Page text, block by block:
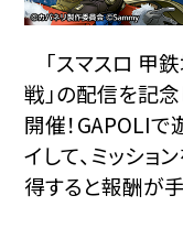
「スマスロ 甲
戦」の配信を記念
開催！GAPOLIで
イして、ミッショ
得すると報酬が手